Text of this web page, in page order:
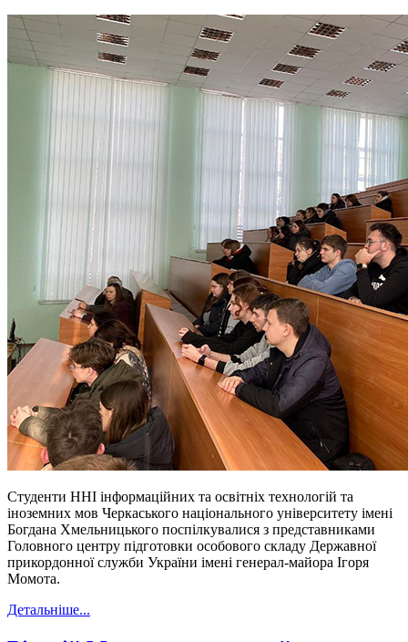
Студенти ННІ інформаційних та освітніх технологій та
іноземних мов Черкаського національного університету імені
Богдана Хмельницького поспілкувалися з представниками
Головного центру підготовки особового складу Державної
прикордонної служби України імені генерал-майора Ігоря
Момота.
Детальніше...